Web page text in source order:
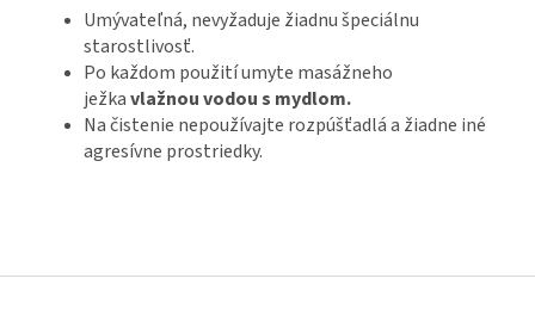
Umývateľná, nevyžaduje žiadnu špeciálnu
starostlivosť.
Po každom použití umyte masážneho
ježkavlažnou vodou s mydlom.
Na čistenie nepoužívajte rozpúšťadlá a žiadne iné
agresívne prostriedky.